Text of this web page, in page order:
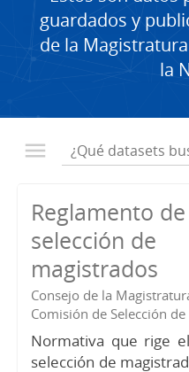
guardados y
de la
la
Reglamento de
selección de
magistrados
Consejo de la
Comisión de Selección
Normativa que rige
selección de